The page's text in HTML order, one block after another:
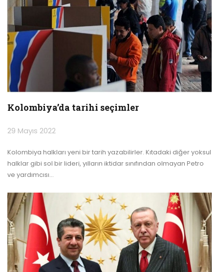
Kolombiya’da tarihi seçimler
29 Mayıs 2022
Kolombiya halkları yeni bir tarih yazabilirler. Kıtadaki diğer yoksul
halklar gibi sol bir lideri, yılların iktidar sınıfından olmayan Petro
ve yardımcısı…